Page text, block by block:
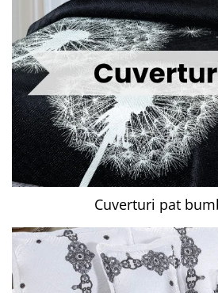
Cuverturi pat